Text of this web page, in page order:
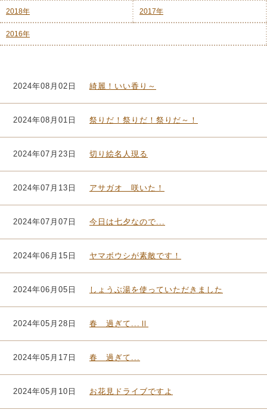
2018年 2017年
2016年
2024年08月02日 綺麗！いい香り～
2024年08月01日 祭りだ！祭りだ！祭りだ～！
2024年07月23日 切り絵名人現る
2024年07月13日 アサガオ 咲いた！
2024年07月07日 今日は七夕なので...
2024年06月15日 ヤマボウシが素敵です！
2024年06月05日 しょうぶ湯を使っていただきました
2024年05月28日 春 過ぎて...Ⅱ
2024年05月17日 春 過ぎて...
2024年05月10日 お花見ドライブですよ